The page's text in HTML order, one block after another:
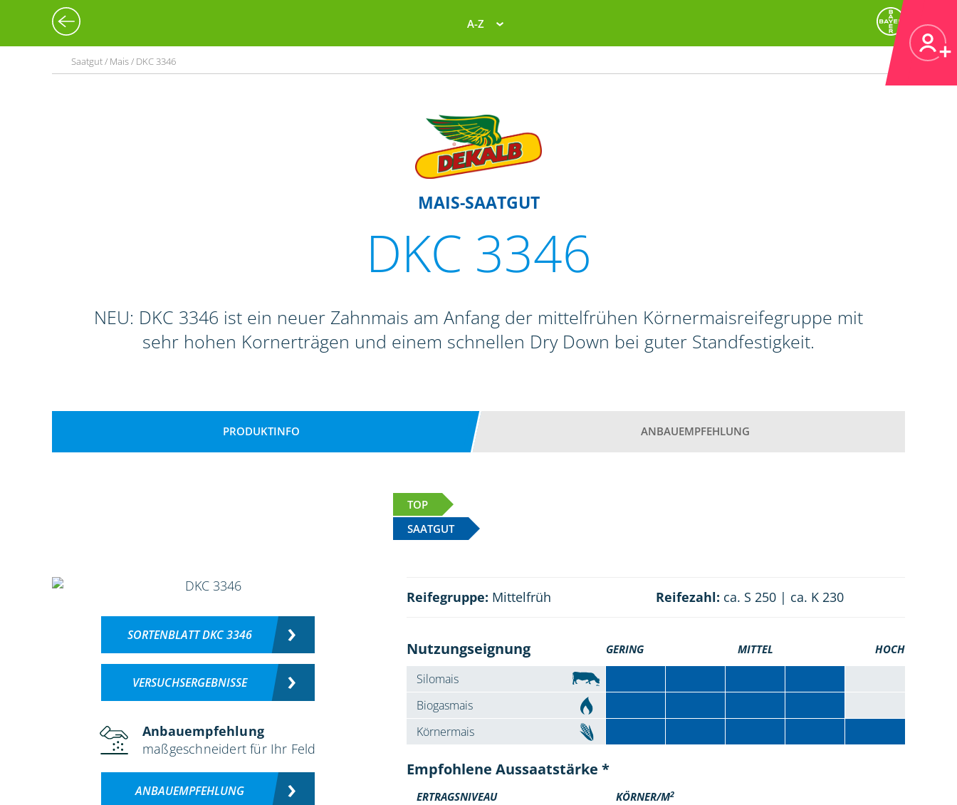
A-Z
Saatgut / Mais / DKC 3346
MAIS-SAATGUT
DKC 3346
NEU: DKC 3346 ist ein neuer Zahnmais am Anfang der mittelfrühen Körnermaisreifegruppe mit
sehr hohen Kornerträgen und einem schnellen Dry Down bei guter Standfestigkeit.
PRODUKTINFO ANBAUEMPFEHLUNG
TOP
SAATGUT
SORTENBLATT DKC 3346
VERSUCHSERGEBNISSE
Anbauempfehlung
maßgeschneidert für Ihr Feld
ANBAUEMPFEHLUNG
Reifegruppe: Mittelfrüh Reifezahl: ca. S 250 | ca. K 230
Nutzungseignung GERING MITTEL HOCH
Silomais
Biogasmais
Körnermais
Empfohlene Aussaatstärke *
ERTRAGSNIVEAU KÖRNER/M2